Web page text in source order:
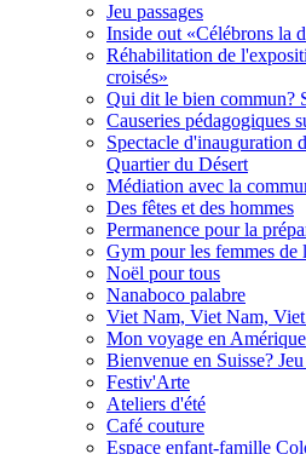
Jeu passages
Inside out «Célébrons la
Réhabilitation de
croisés»
Qui dit le bien commun?
Causeries pédagogiques
Spectacle d'inauguration
Quartier du Désert
Médiation avec la
Des fêtes et des hommes
Permanence pour la
Gym pour les femmes de
Noël pour tous
Nanaboco palabre
Viet Nam, Viet Nam, Viet
Mon voyage en
Bienvenue en Suisse?
Festiv'Arte
Ateliers d'été
Café couture
Espace enfant-famille